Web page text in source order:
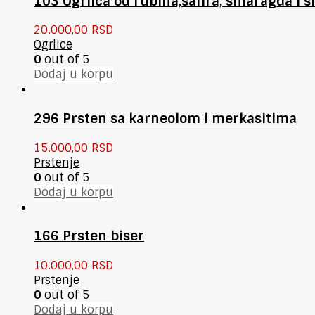
20.000,00 RSD
Ogrlice
0 out of 5
Dodaj u korpu
296 Prsten sa karneolom i merkasitima
15.000,00 RSD
Prstenje
0 out of 5
Dodaj u korpu
166 Prsten biser
10.000,00 RSD
Prstenje
0 out of 5
Dodaj u korpu